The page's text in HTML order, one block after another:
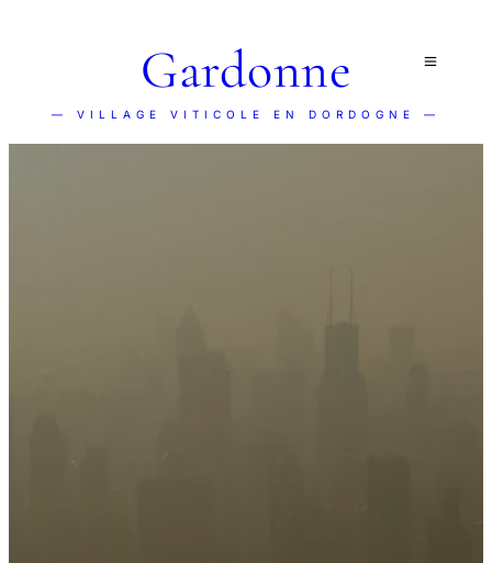
Gardonne
— VILLAGE VITICOLE EN DORDOGNE —